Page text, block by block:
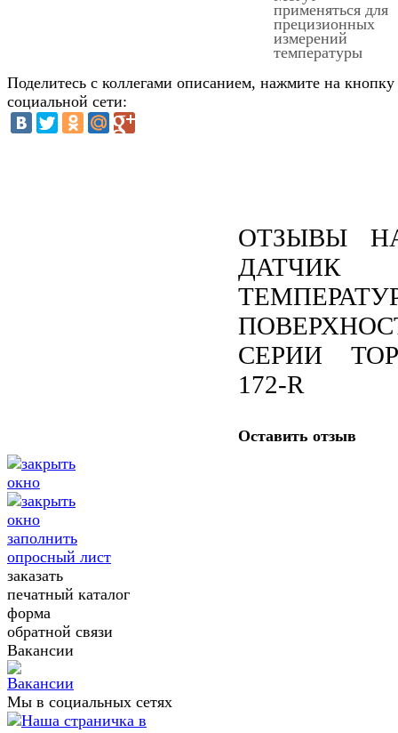
применяться для
прецизионных
измерений
температуры
Поделитесь с коллегами описанием, нажмите на кнопку
социальной сети:
ОТЗЫВЫ
ДАТЧИК
СЕРИИ
172-R
Оставить отзыв
заполнить
опросный лист
заказать
печатный каталог
форма
обратной связи
Вакансии
Мы в социальных сетях